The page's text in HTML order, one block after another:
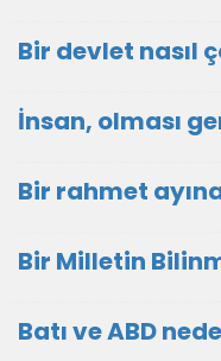
Bir devlet nasıl
İnsan, olması
Bir rahmet
Bir Milletin
Batı ve ABD